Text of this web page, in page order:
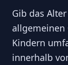
Gib das
allgemeinen
Kindern
innerhalb